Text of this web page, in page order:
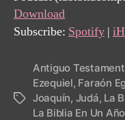
Download
Subscribe: Spotify |
Tags
Antiguo
Ezequiel, Faraón
Joaquín, Judá, La
La Biblia En Un Año